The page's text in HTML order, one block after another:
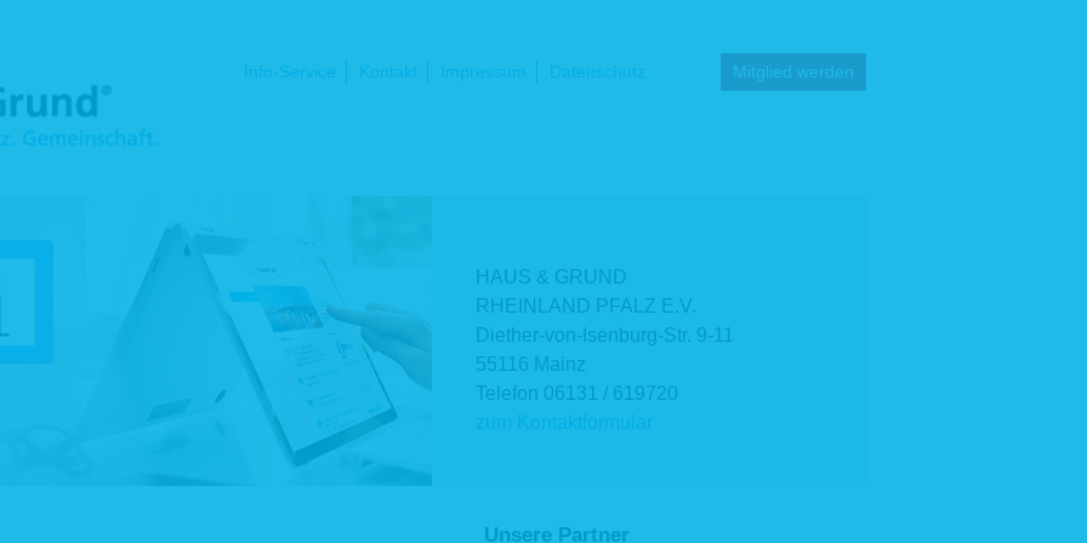
Navigation
Info-Service Kontakt Impressum Datenschutz Mitglied werden
HAUS & GRUND
RHEINLAND PFALZ E.V.
Diether-von-Isenburg-Str. 9-11
55116 Mainz
Telefon 06131 / 619720
zum Kontaktformular
Unsere Partner